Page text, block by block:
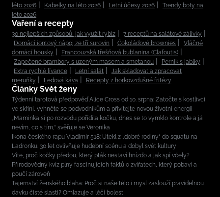
léto 2026
Kabelky na léto 2026 Letní účesy 2026
Trendy boty na
léto 2026
Vaření a recepty
30 nejlepších způsobů, jak využít rybíz
7 receptů na salátové zálivky
Domácí iontový nápoj ze tří surovin
Čokoládové brownies
Vláčné
domácí housky
Francouzská třešňová bublanina (Clafoutis)
Zapečené brambory s uzeným masem a smetanou
Perník s jablky
Extra rychlé lívance
Letní salát
Jak skladovat a zpracovat
meruňky
Ledová káva Recepty z horkovzdušné fritézy
Články Svět ženy
Týdenní tarotová předpověď Alice Cross od 10. srpna: Zatočte s kostlivci
ve skříni, vyhněte se podvodníkům a přivítejte novou životní energii
„Maminka si po rozvodu pořídila kočku, dnes se to vymklo kontrole a já
nevím, co s tím,“ svěřuje se Veronika
Ikona českého rapu Vladimír 518: Utekl z „dobré rodiny“ do squatu na
Ladronku. 30 let ovlivňuje hudební scénu a dobyl svět kultury
Víte, proč kočky předou, který pták nestaví hnízdo a jak spí včely?
Přírodovědný kvíz plný fascinujících faktů o zvířatech, který pobaví a
poučí zároveň
Tajemství ženského blaha: Proč si naše tělo i mysl zaslouží pravidelnou
dávku čisté slasti? Omlazuje a léčí bolest